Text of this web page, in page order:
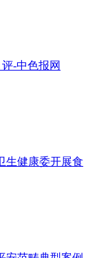
-中色报网
生健康委开展食